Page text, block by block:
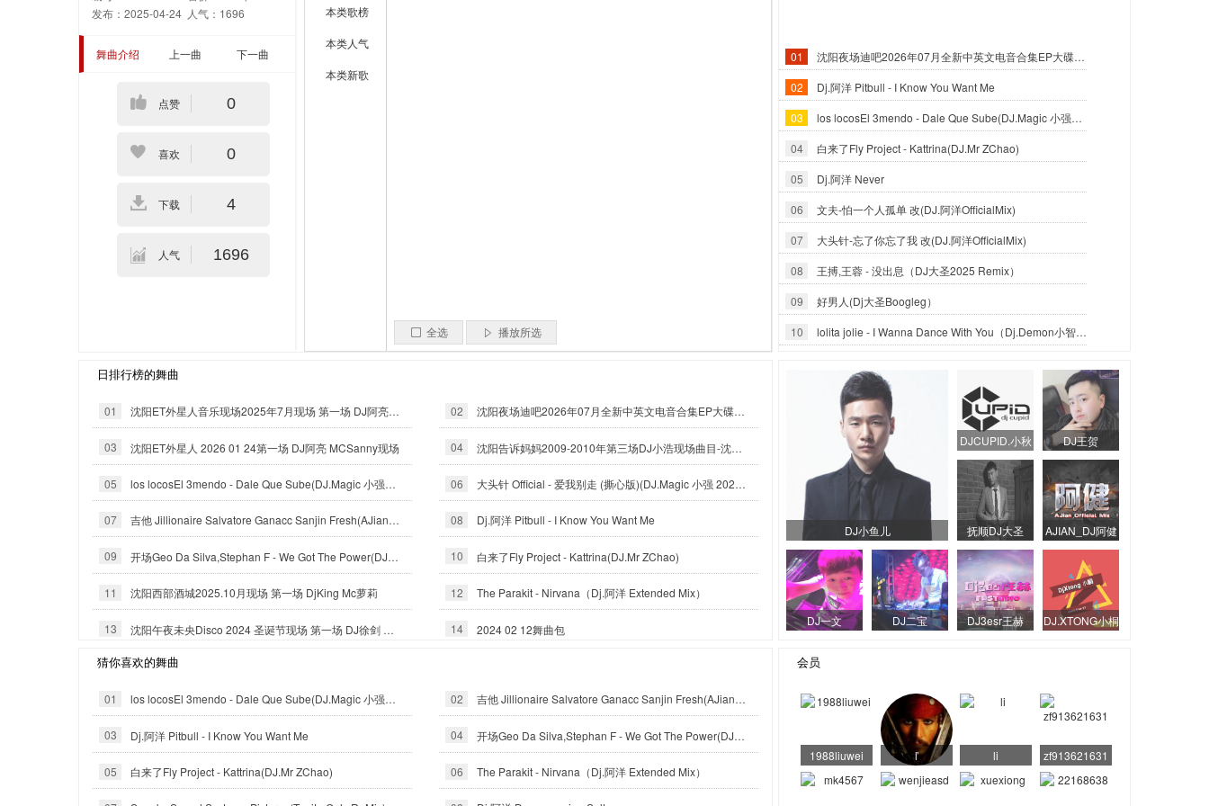
发布：2025-04-24 人气：1696
舞曲介绍 上一曲 下一曲
点赞 0
喜欢 0
下载 4
人气 1696
本类歌榜
本类人气
本类新歌
全选 播放所选
01
沈阳夜场迪吧2026年07月全新中英文电音合集EP大碟-沈阳DJ小良
02
Dj.阿洋 Pitbull - I Know You Want Me
03
los locosEl 3mendo - Dale Que Sube(DJ.Magic 小强Official Mix)
04
白来了Fly Project - Kattrina(DJ.Mr ZChao)
05
Dj.阿洋 Never
06
文夫-怕一个人孤单 改(DJ.阿洋OfficialMix)
07
大头针-忘了你忘了我 改(DJ.阿洋OfficialMix)
08
王搏,王蓉 - 没出息（DJ大圣2025 Remix）
09
好男人(Dj大圣Boogleg）
10
lolita jolie - I Wanna Dance With You（Dj.Demon小智_Reximx）
日排行榜的舞曲
01 沈阳ET外星人音乐现场2025年7月现场 第一场 DJ阿亮 MCSanny 02 沈阳夜场迪吧2026年07月全新中英文电音合集EP大碟-沈阳DJ小良
03 沈阳ET外星人 2026 01 24第一场 DJ阿亮 MCSanny现场 04 沈阳告诉妈妈2009-2010年第三场DJ小浩现场曲目-沈阳DJ白云
05 los locosEl 3mendo - Dale Que Sube(DJ.Magic 小强Official Mix) 06 大头针 Official - 爱我别走 (撕心版)(DJ.Magic 小强 2025 Exented Mix)
07 吉他 Jillionaire Salvatore Ganacc Sanjin Fresh(AJian Dj阿健 official remix) 08 Dj.阿洋 Pitbull - I Know You Want Me
09 开场Geo Da Silva,Stephan F - We Got The Power(DJ.Magic 小强 Exented Mix) 10 白来了Fly Project - Kattrina(DJ.Mr ZChao)
11 沈阳西部酒城2025.10月现场 第一场 DjKing Mc萝莉 12 The Parakit - Nirvana（Dj.阿洋 Extended Mix）
13 沈阳午夜未央Disco 2024 圣诞节现场 第一场 DJ徐剑 MC COCO 14 2024 02 12舞曲包
猜你喜欢的舞曲
01 los locosEl 3mendo - Dale Que Sube(DJ.Magic 小强Official Mix) 02 吉他 Jillionaire Salvatore Ganacc Sanjin Fresh(AJian Dj阿健 official remix)
03 Dj.阿洋 Pitbull - I Know You Want Me 04 开场Geo Da Silva,Stephan F - We Got The Power(DJ.Magic 小强 Exented Mix)
05 白来了Fly Project - Kattrina(DJ.Mr ZChao) 06 The Parakit - Nirvana（Dj.阿洋 Extended Mix）
DJ小鱼儿
DJCUPID.小秋 DJ王贺
抚顺DJ大圣 AJIAN_DJ阿健
DJ一文 DJ二宝 DJ3esr王赫 DJ.XTONG小桐
会员
1988liuwei ľ li zf913621631